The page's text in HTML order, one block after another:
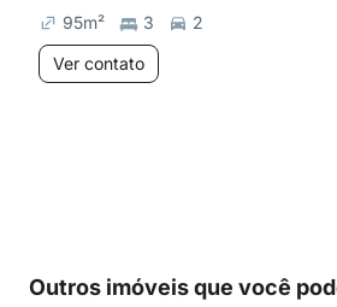
95m² 3
2
Ver contato
Outros imóveis que você